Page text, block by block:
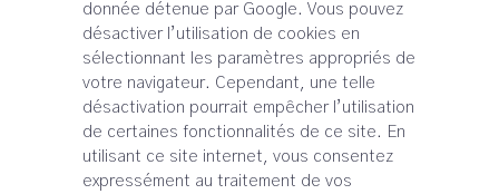
donnée détenue par Google. Vous pouvez
désactiver l’utilisation de cookies en
sélectionnant les paramètres appropriés de
votre navigateur. Cependant, une telle
désactivation pourrait empêcher l’utilisation
de certaines fonctionnalités de ce site. En
utilisant ce site internet, vous consentez
expressément au traitement de vos